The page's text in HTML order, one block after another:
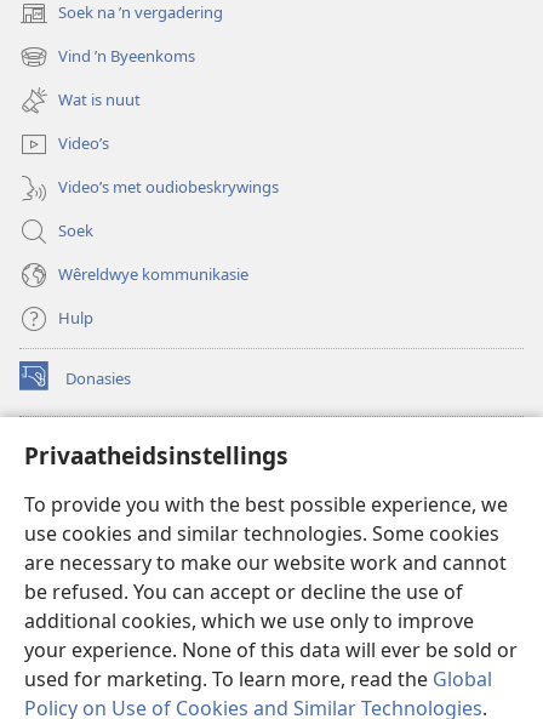
Privaatheidsinstellings
To provide you with the best possible experience, we
use cookies and similar technologies. Some cookies
are necessary to make our website work and cannot
be refused. You can accept or decline the use of
additional cookies, which we use only to improve
your experience. None of this data will ever be sold or
used for marketing. To learn more, read the Global
Policy on Use of Cookies and Similar Technologies.
Soek na ’n vergadering
(maak
nuwe
venster
oop)
Vind ’n Byeenkoms
(maak
nuwe
venster
oop)
Wat is nuut
Video’s
Video’s met oudiobeskrywings
Soek
Wêreldwye kommunikasie
Hulp
Donasies
(maak
nuwe
oop)
Wagtoring – AANLYN BIBLIOTEEK
(maak
venster
oop)
JW Hub
(maak
nuwe
venster
oop)
JW Library
Watchtower Library